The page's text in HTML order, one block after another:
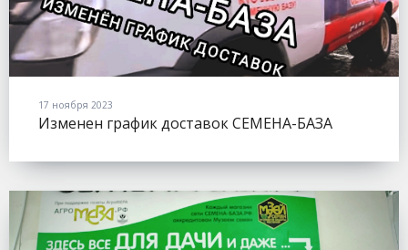
17 ноября 2023
Изменен график доставок СЕМЕНА-БАЗА